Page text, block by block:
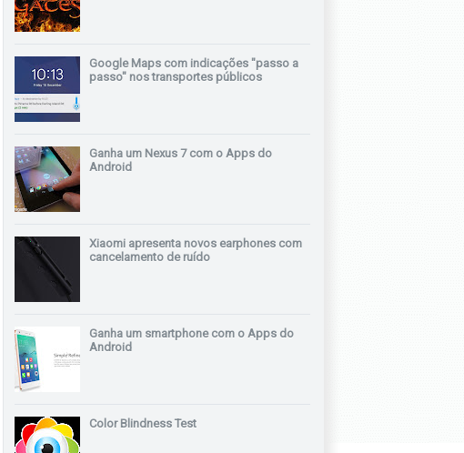
Google Maps com indicações "passo a
passo" nos transportes públicos
Ganha um Nexus 7 com o Apps do
Android
Xiaomi apresenta novos earphones com
cancelamento de ruído
Ganha um smartphone com o Apps do
Android
Color Blindness Test